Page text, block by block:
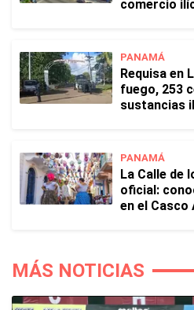
comercio
PANAMÁ
Requisa en
fuego, 253
sustancias
PANAMÁ
La Calle de
oficial:
en el Casco
MÁS NOTICIAS